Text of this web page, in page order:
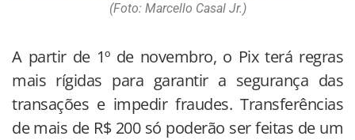
(Foto: Marcello Casal Jr.)
A partir de 1º de novembro, o Pix terá regras
mais rígidas para garantir a segurança das
transações e impedir fraudes. Transferências
de mais de R$ 200 só poderão ser feitas de um